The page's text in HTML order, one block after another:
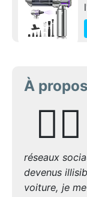
À
🙋‍♂️
réseaux
devenus
voiture, je